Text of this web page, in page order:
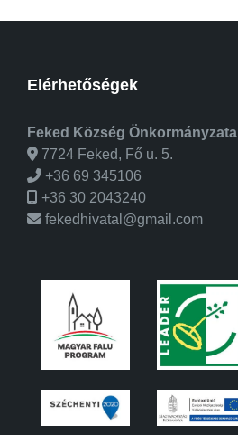
Elérhetőségek
Feked Község Önkormányzata
7724 Feked, Fő u. 5.
+36 69 345106
+36 30 2043240
fekedhivatal@gmail.com